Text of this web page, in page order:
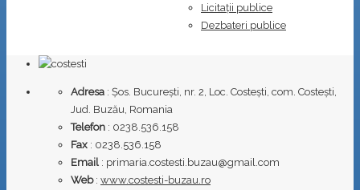
Licitații publice
Dezbateri publice
Adresa : Șos. București, nr. 2, Loc. Costești, com. Costești,
Jud. Buzău, Romania
Telefon : 0238.536.158
Fax : 0238.536.158
Email : primaria.costesti.buzau@gmail.com
Web: www.costesti-buzau.ro